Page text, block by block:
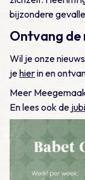
bijzondere
Ontvang de
Wil je onze
jehierin en
Meer
En lees ook de